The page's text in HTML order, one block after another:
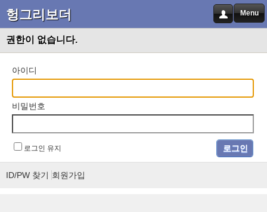
헝그리보더 Menu
권한이 없습니다.
아이디
비밀번호
로그인 유지
ID/PW 찾기 회원가입